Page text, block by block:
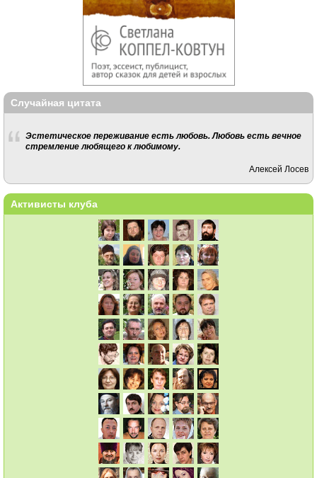
Случайная цитата
Эстетическое переживание есть любовь. Любовь есть вечное
стремление любящего к любимому.
Алексей Лосев
Активисты клуба